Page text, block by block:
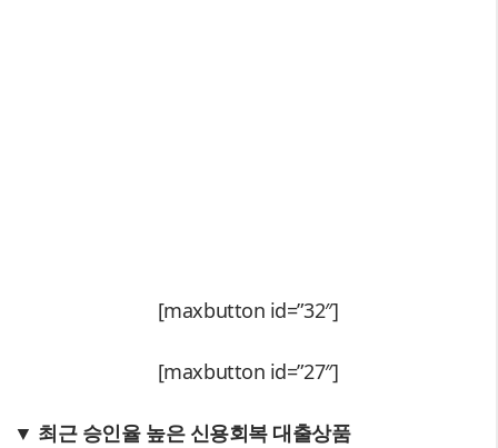
[maxbutton id=”32″]
[maxbutton id=”27″]
▼ 최근 승인율 높은 신용회복 대출상품